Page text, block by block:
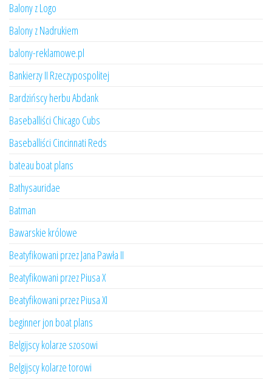
Balony z Logo
Balony z Nadrukiem
balony-reklamowe.pl
Bankierzy II Rzeczypospolitej
Bardzińscy herbu Abdank
Baseballiści Chicago Cubs
Baseballiści Cincinnati Reds
bateau boat plans
Bathysauridae
Batman
Bawarskie królowe
Beatyfikowani przez Jana Pawła II
Beatyfikowani przez Piusa X
Beatyfikowani przez Piusa XI
beginner jon boat plans
Belgijscy kolarze szosowi
Belgijscy kolarze torowi